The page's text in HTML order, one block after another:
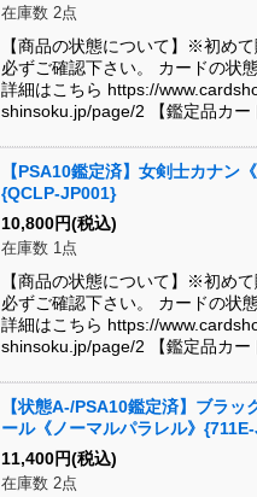
在庫数 2点
【商品の状態について】※初め
必ずご確認下さい。 カードの状
詳細はこちら https://
shinsoku.jp/page/2 【鑑定品カ
【PSA10鑑定済】女剣士カナン
{QCLP-JP001}
10,800円(税込)
在庫数 1点
【商品の状態について】※初め
必ずご確認下さい。 カードの状
詳細はこちら https://
shinsoku.jp/page/2 【鑑定品カ
【状態A-/PSA10鑑定済】ブラッ
ール《ノーマルパラレル》
11,400円(税込)
在庫数 2点